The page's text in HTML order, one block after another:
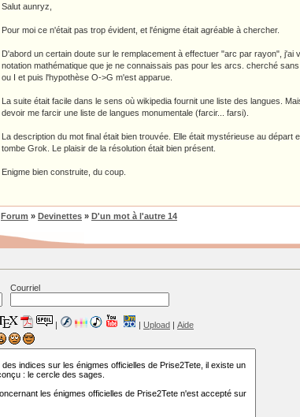
Salut aunryz,
Pour moi ce n'était pas trop évident, et l'énigme était agréable à chercher.
D'abord un certain doute sur le remplacement à effectuer "arc par rayon", j'ai
notation mathématique que je ne connaissais pas pour les arcs. cherché
ou I et puis l'hypothèse O->G m'est apparue.
La suite était facile dans le sens où wikipedia fournit une liste des langues.
devoir me farcir une liste de langues monumentale (farcir... farsi).
La description du mot final était bien trouvée. Elle était mystérieuse au départ
tombe Grok. Le plaisir de la résolution était bien présent.
Enigme bien construite, du coup.
Forum » Devinettes » D'un mot à l'autre 14
Courriel
| | Upload | Aide